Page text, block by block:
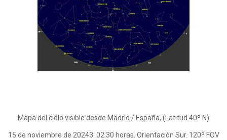
Mapa del cielo visible desde Madrid / España, (Latitud 40º N)
15 de noviembre de 20243. 02:30 horas. Orientación Sur. 120º FOV